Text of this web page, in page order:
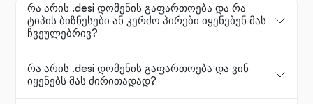
რა არის .desi დომენის გაფართოება და რა
ტიპის ბიზნესები ან კერძო პირები იყენებენ მას
ჩვეულებრივ?
რა არის .desi დომენის გაფართოება და ვინ
იყენებს მას ძირითადად?